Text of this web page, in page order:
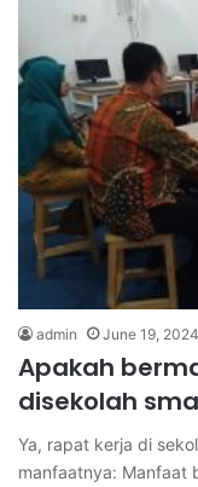
admin June 19, 2024
Apakah
disekolah
Ya, rapat kerja di
manfaatnya: Manfaat